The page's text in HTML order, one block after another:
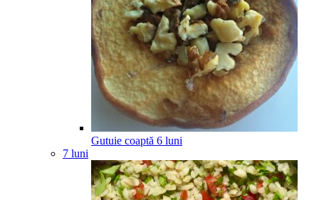
Gutuie coaptă 6 luni
7 luni